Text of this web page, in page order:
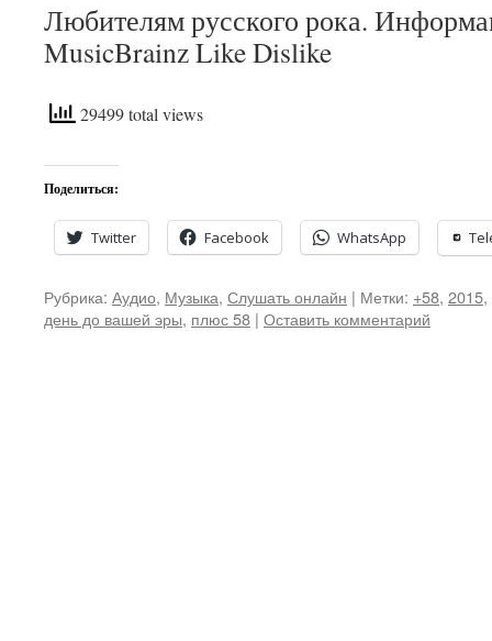
Любителям русского рока.
MusicBrainz Like Dislike
29499 total views
Поделиться:
Twitter Facebook WhatsApp
Рубрика: Аудио, Музыка, Слушать онлайн | Метки: +58, 2015,
день до вашей эры, плюс 58 | Оставить комментарий